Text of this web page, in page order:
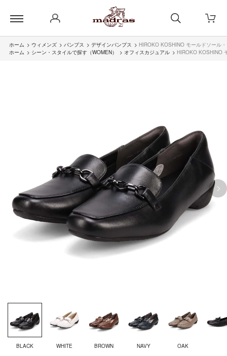
ホーム > ウィメンズ > パンプス > デザインパンプス > HIROKO KOSHINO モールドソール
ホーム > シーン・スタイルで探す（WOMEN） > オフィスカジュアル > HIROKO KOSHINO
BLACK WHITE BROWN NAVY OAK